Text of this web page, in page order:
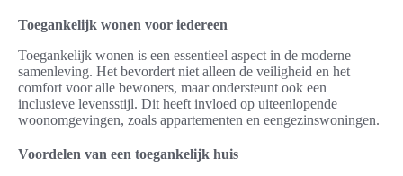
Toegankelijk wonen voor iedereen
Toegankelijk wonen is een essentieel aspect in de moderne
samenleving. Het bevordert niet alleen de veiligheid en het
comfort voor alle bewoners, maar ondersteunt ook een
inclusieve levensstijl. Dit heeft invloed op uiteenlopende
woonomgevingen, zoals appartementen en eengezinswoningen.
Voordelen van een toegankelijk huis